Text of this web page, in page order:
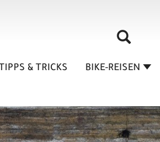
TIPPS & TRICKS BIKE-REISEN